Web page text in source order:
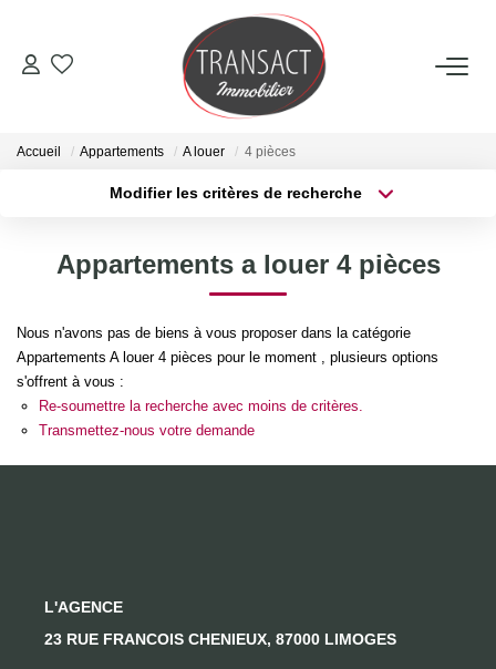
ACCUEIL
Qui Sommes-Nous
Nos Actualités
Accueil Appartements A louer 4 pièces
Modifier les critères de recherche
Sélectionnez...
Type de bien
Budget max Plus de critères
Appartements a louer 4 pièces
Nous n'avons pas de biens à vous proposer dans la catégorie
Appartements A louer 4 pièces pour le moment , plusieurs options
s'offrent à vous :
Re-soumettre la recherche avec moins de critères.
Transmettez-nous votre demande
L'AGENCE
23 RUE FRANCOIS CHENIEUX, 87000 LIMOGES